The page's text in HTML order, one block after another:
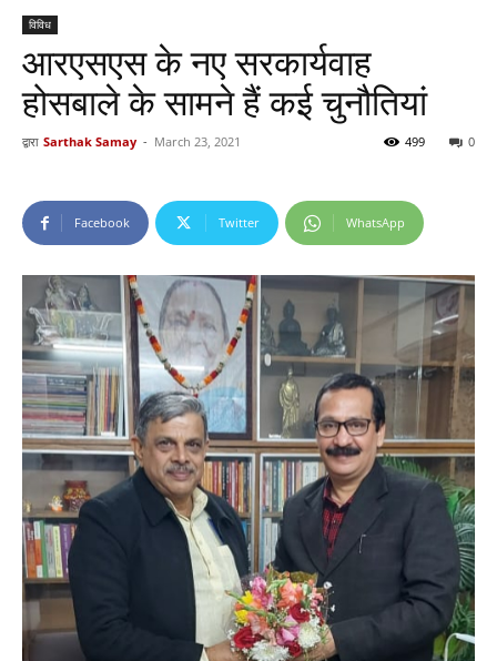
विविध
आरएसएस के नए सरकार्यवाह
होसबाले के सामने हैं कई चुनौतियां
द्वारा Sarthak Samay - March 23, 2021 0
499
Facebook Twitter WhatsApp